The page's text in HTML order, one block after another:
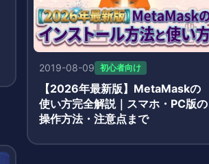
2019-08-09 初心者向け
【2026年最新版】MetaMaskの
使い方完全解説｜スマホ・PC版の
操作方法・注意点まで